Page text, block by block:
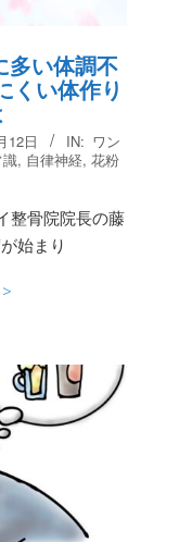
多い体調不
くい体作り
12日 IN: ワン
, 自律神経, 花粉
整骨院院長の藤
始まり